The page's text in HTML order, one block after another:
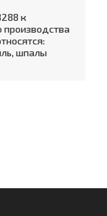
к
производства
шпалы